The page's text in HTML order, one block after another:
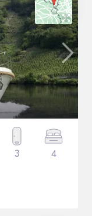
3 4